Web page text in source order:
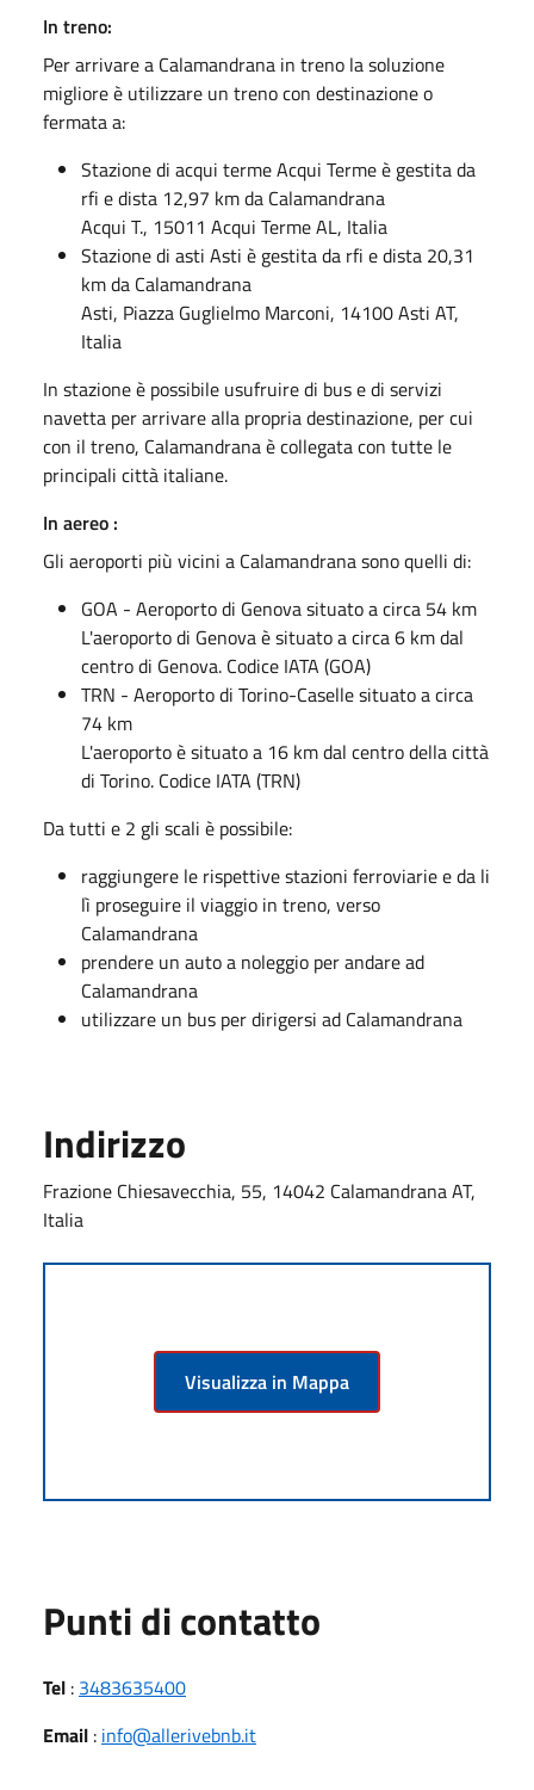
In treno:
Per arrivare a Calamandrana in treno la soluzione
migliore è utilizzare un treno con destinazione o
fermata a:
Stazione di acqui terme Acqui Terme è gestita da
rfi e dista 12,97 km da Calamandrana
Acqui T., 15011 Acqui Terme AL, Italia
Stazione di asti Asti è gestita da rfi e dista 20,31
km da Calamandrana
Asti, Piazza Guglielmo Marconi, 14100 Asti AT,
Italia
In stazione è possibile usufruire di bus e di servizi
navetta per arrivare alla propria destinazione, per cui
con il treno, Calamandrana è collegata con tutte le
principali città italiane.
In aereo :
Gli aeroporti più vicini a Calamandrana sono quelli di:
GOA - Aeroporto di Genova situato a circa 54 km
L'aeroporto di Genova è situato a circa 6 km dal
centro di Genova. Codice IATA (GOA)
TRN - Aeroporto di Torino-Caselle situato a circa
74 km
L'aeroporto è situato a 16 km dal centro della città
di Torino. Codice IATA (TRN)
Da tutti e 2 gli scali è possibile:
raggiungere le rispettive stazioni ferroviarie e da li
lì proseguire il viaggio in treno, verso
Calamandrana
prendere un auto a noleggio per andare ad
Calamandrana
utilizzare un bus per dirigersi ad Calamandrana
Indirizzo
Frazione Chiesavecchia, 55, 14042 Calamandrana AT,
Italia
Visualizza in Mappa
Punti di contatto
Tel : 3483635400
Email : info@allerivebnb.it